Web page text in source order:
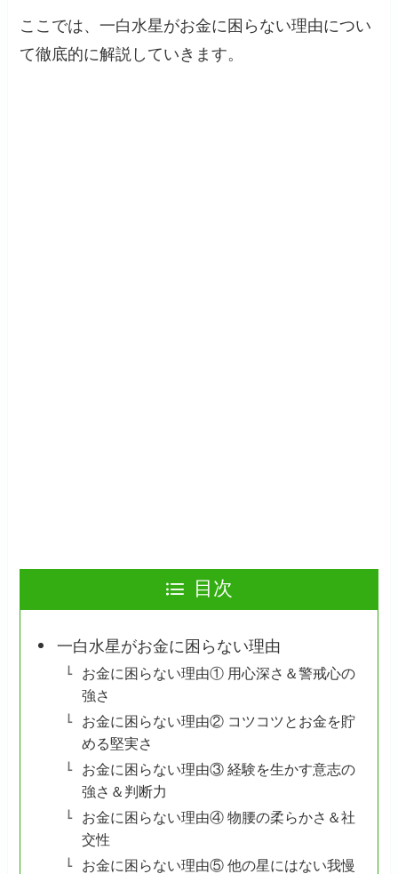
ここでは、一白水星がお金に困らない理由につい
て徹底的に解説していきます。
目次
一白水星がお金に困らない理由
お金に困らない理由① 用心深さ＆警戒心の
強さ
お金に困らない理由② コツコツとお金を貯
める堅実さ
お金に困らない理由③ 経験を生かす意志の
強さ＆判断力
お金に困らない理由④ 物腰の柔らかさ＆社
交性
お金に困らない理由⑤ 他の星にはない我慢